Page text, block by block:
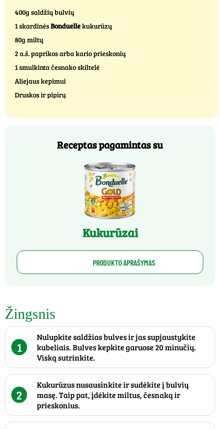
400g saldžių bulvių
1 skardinėsBonduellekukurūzų
80g miltų
2 a.š. paprikos arba kario prieskonių
1 smulkinta česnako skiltelė
Aliejaus kepimui
Druskos ir pipirų
Receptas pagamintas su
Kukurūzai
PRODUKTO APRAŠYMAS
Žingsnis
1
Nulupkite saldžias bulves ir jas supjaustykite
kubeliais. Bulves kepkite garuose 20 minučių.
Viską sutrinkite.
2
Kukurūzus nusausinkite ir sudėkite į bulvių
masę. Taip pat, įdėkite miltus, česnaką ir
prieskonius.